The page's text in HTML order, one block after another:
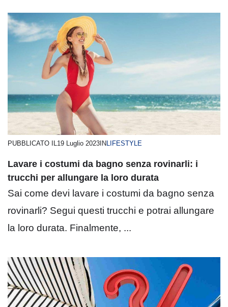
PUBBLICATO IL 19 Luglio 2023 IN LIFESTYLE
Lavare i costumi da bagno senza rovinarli: i
trucchi per allungare la loro durata
Sai come devi lavare i costumi da bagno senza
rovinarli? Segui questi trucchi e potrai allungare
la loro durata. Finalmente, ...